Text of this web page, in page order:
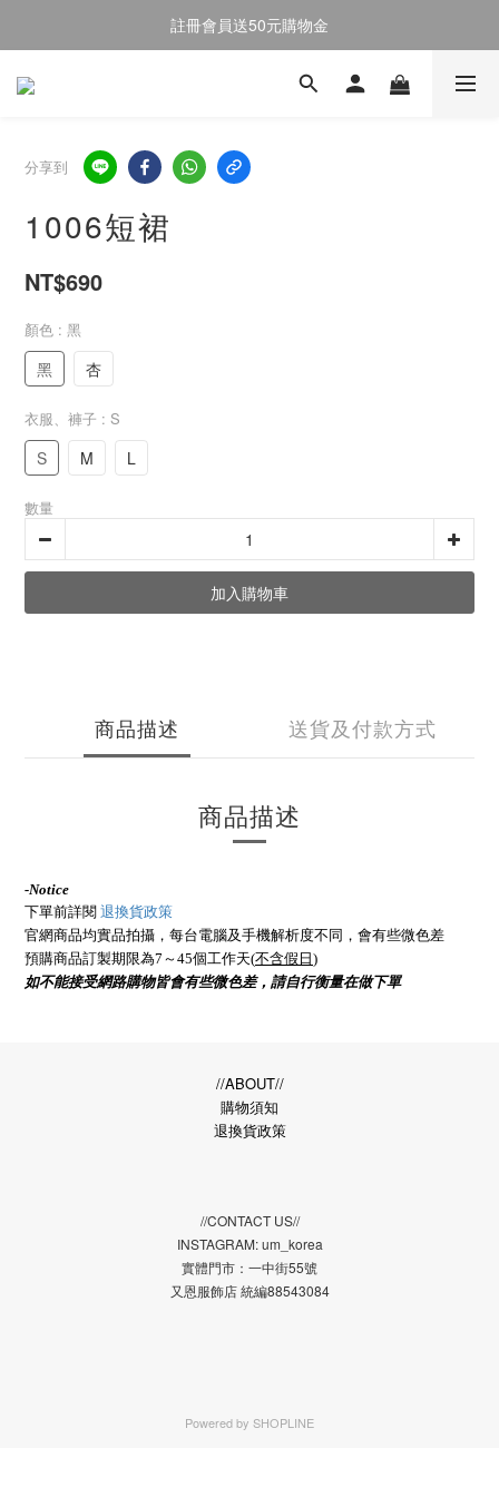
註冊會員送50元購物金
註冊會員送50元購物金
全館消費滿$2000即享免運
分享到
1006短裙
NT$690
顏色 : 黑
黑 杏
衣服、褲子 : S
S M L
數量
加入購物車
商品描述 送貨及付款方式
商品描述
-Notice
下單前詳閱 退換貨政策
官網商品均實品拍攝，每台電腦及手機解析度不同，會有些微色差
預購商品訂製期限為7～45個工作天(不含假日 )
如不能接受網路購物皆會有些微色差，請自行衡量在做下單
//ABOUT//
購物須知
退換貨政策
//CONTACT US//
INSTAGRAM: um_korea
實體門市：一中街55號
又恩服飾店 統編88543084
Powered by SHOPLINE